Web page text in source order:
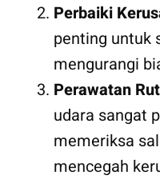
Perbaiki
penting untuk
mengurangi
Perawatan
udara sangat
memeriksa
mencegah